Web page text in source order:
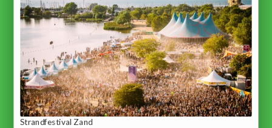
Strandfestival Zand